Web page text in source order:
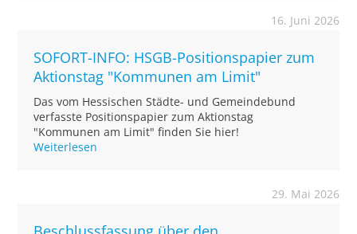
16. Juni 2026
SOFORT-INFO: HSGB-Positionspapier zum
Aktionstag "Kommunen am Limit"
Das vom Hessischen Städte- und Gemeindebund
verfasste Positionspapier zum Aktionstag
"Kommunen am Limit" finden Sie hier!
Weiterlesen
29. Mai 2026